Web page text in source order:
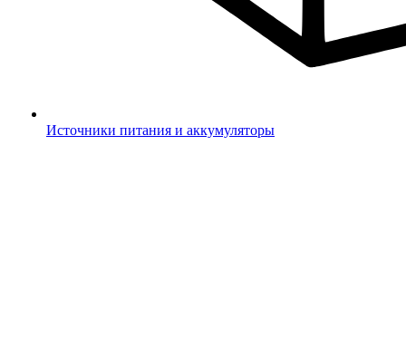
Источники питания и аккумуляторы